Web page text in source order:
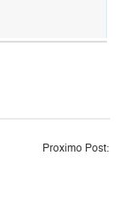
Proximo Post: